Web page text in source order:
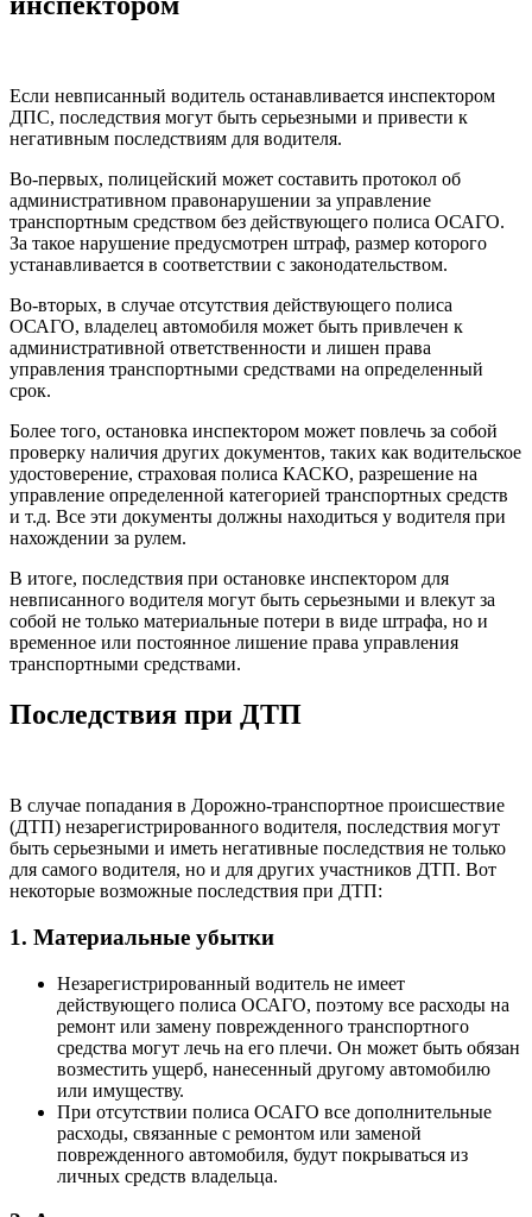
Если невписанный водитель останавливается инспектором
ДПС, последствия могут быть серьезными и привести к
негативным последствиям для водителя.
Во-первых, полицейский может составить протокол об
административном правонарушении за управление
транспортным средством без действующего полиса ОСАГО.
За такое нарушение предусмотрен штраф, размер которого
устанавливается в соответствии с законодательством.
Во-вторых, в случае отсутствия действующего полиса
ОСАГО, владелец автомобиля может быть привлечен к
административной ответственности и лишен права
управления транспортными средствами на определенный
срок.
Более того, остановка инспектором может повлечь за собой
проверку наличия других документов, таких как водительское
удостоверение, страховая полиса КАСКО, разрешение на
управление определенной категорией транспортных средств
и т.д. Все эти документы должны находиться у водителя при
нахождении за рулем.
В итоге, последствия при остановке инспектором для
невписанного водителя могут быть серьезными и влекут за
собой не только материальные потери в виде штрафа, но и
временное или постоянное лишение права управления
транспортными средствами.
Последствия при ДТП
В случае попадания в Дорожно-транспортное происшествие
(ДТП) незарегистрированного водителя, последствия могут
быть серьезными и иметь негативные последствия не только
для самого водителя, но и для других участников ДТП. Вот
некоторые возможные последствия при ДТП:
1. Материальные убытки
Незарегистрированный водитель не имеет
действующего полиса ОСАГО, поэтому все расходы на
ремонт или замену поврежденного транспортного
средства могут лечь на его плечи. Он может быть обязан
возместить ущерб, нанесенный другому автомобилю
или имуществу.
При отсутствии полиса ОСАГО все дополнительные
расходы, связанные с ремонтом или заменой
поврежденного автомобиля, будут покрываться из
личных средств владельца.